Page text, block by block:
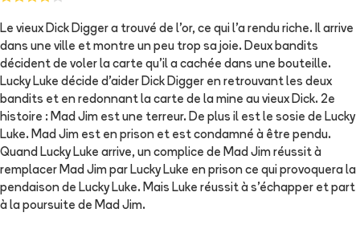
Le vieux Dick Digger a trouvé de l'or, ce qui l'a rendu riche. Il arrive
dans une ville et montre un peu trop sa joie. Deux bandits
décident de voler la carte qu'il a cachée dans une bouteille.
Lucky Luke décide d'aider Dick Digger en retrouvant les deux
bandits et en redonnant la carte de la mine au vieux Dick. 2e
histoire : Mad Jim est une terreur. De plus il est le sosie de Lucky
Luke. Mad Jim est en prison et est condamné à être pendu.
Quand Lucky Luke arrive, un complice de Mad Jim réussit à
remplacer Mad Jim par Lucky Luke en prison ce qui provoquera la
pendaison de Lucky Luke. Mais Luke réussit à s'échapper et part
à la poursuite de Mad Jim.